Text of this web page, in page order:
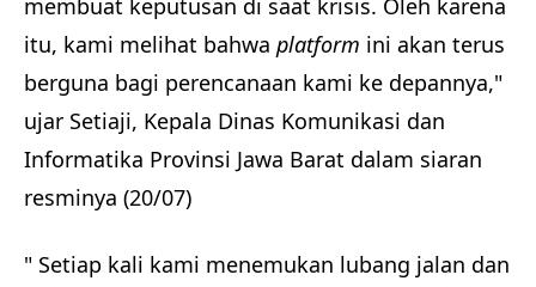
membuat keputusan di saat krisis. Oleh karena
itu, kami melihat bahwa platform ini akan terus
berguna bagi perencanaan kami ke depannya,"
ujar Setiaji, Kepala Dinas Komunikasi dan
Informatika Provinsi Jawa Barat dalam siaran
resminya (20/07)
" Setiap kali kami menemukan lubang jalan dan